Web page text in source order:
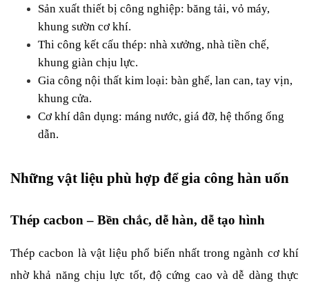
Sản xuất thiết bị công nghiệp: băng tải, vỏ máy,
khung sườn cơ khí.
Thi công kết cấu thép: nhà xưởng, nhà tiền chế,
khung giàn chịu lực.
Gia công nội thất kim loại: bàn ghế, lan can, tay vịn,
khung cửa.
Cơ khí dân dụng: máng nước, giá đỡ, hệ thống ống
dẫn.
Những vật liệu phù hợp để gia công hàn uốn
Thép cacbon – Bền chắc, dễ hàn, dễ tạo hình
Thép cacbon là vật liệu phổ biến nhất trong ngành cơ khí
nhờ khả năng chịu lực tốt, độ cứng cao và dễ dàng thực